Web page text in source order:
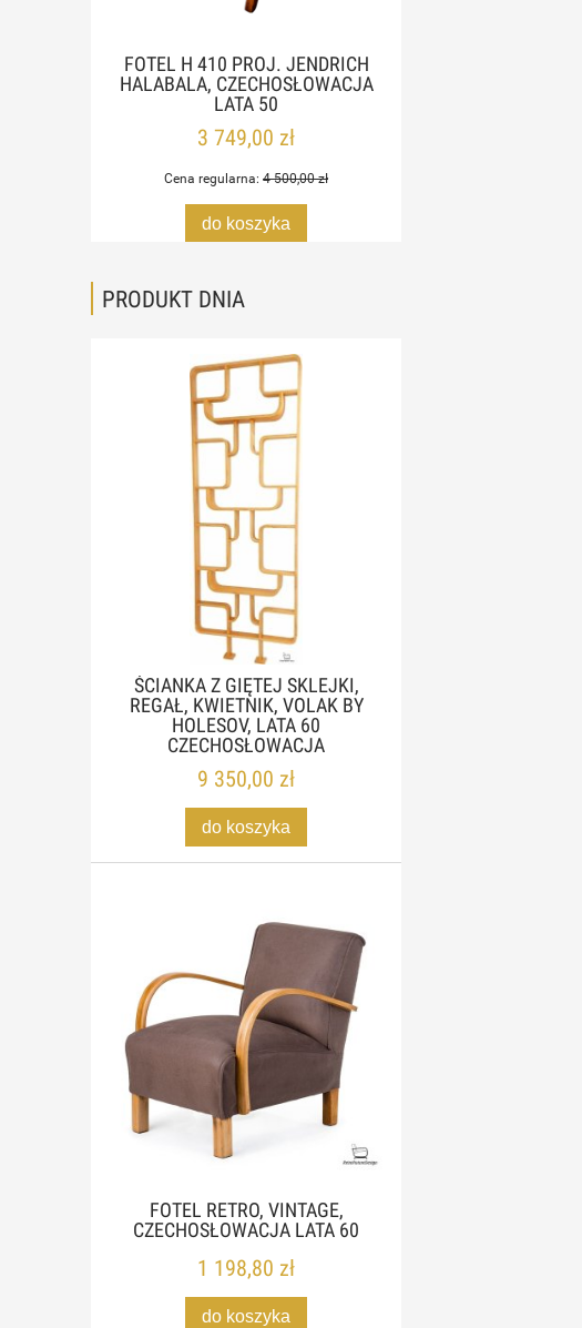
FOTEL H 410 PROJ. JENDRICH
HALABALA, CZECHOSŁOWACJA
LATA 50
3 749,00 zł
Cena regularna: 4 500,00 zł
do koszyka
PRODUKT DNIA
ŚCIANKA Z GIĘTEJ SKLEJKI,
REGAŁ, KWIETNIK, VOLAK BY
HOLESOV, LATA 60
CZECHOSŁOWACJA
9 350,00 zł
do koszyka
FOTEL RETRO, VINTAGE,
CZECHOSŁOWACJA LATA 60
1 198,80 zł
do koszyka